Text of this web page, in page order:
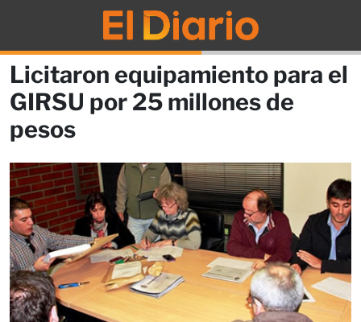
Licitaron equipamiento para el
GIRSU por 25 millones de
pesos